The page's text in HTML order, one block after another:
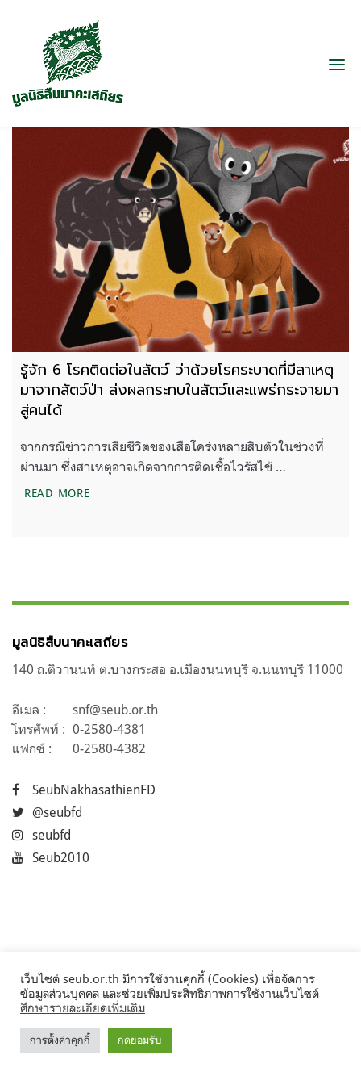
รู้จัก 6 โรคติดต่อในสัตว์ ว่าด้วยโรคระบาดที่มีสาเหตุ
มาจากสัตว์ป่า ส่งผลกระทบในสัตว์และแพร่กระจายมา
สู่คนได้
จากกรณีข่าวการเสียชีวิตของเสือโคร่งหลายสิบตัวในช่วงที่
ผ่านมา ซึ่งสาเหตุอาจเกิดจากการติดเชื้อไวรัสไข้ …
READ MOREรู้จัก 6 โรคติดต่อในสัตว์ ว่าด้วยโรคระบาดที่มีสาเหตุ
มูลนิธิสืบนาคะเสถียร
140 ถ.ติวานนท์ ต.บางกระสอ อ.เมืองนนทบุรี จ.นนทบุรี 11000
อีเมล :
snf@seub.or.th
โทรศัพท์ : 0-2580-4381
แฟกซ์ :
0-2580-4382
SeubNakhasathienFD
@seubfd
seubfd
Seub2010
©2017 Seub.or.th
เว็บไซต์ seub.or.th มีการใช้งานคุกกี้ (Cookies) เพื่อจัดการ
ข้อมูลส่วนบุคคล และช่วยเพิ่มประสิทธิภาพการใช้งานเว็บไซต์
ศึกษารายละเอียดเพิ่มเติม
การตั้งค่าคุกกี้ กดยอมรับ